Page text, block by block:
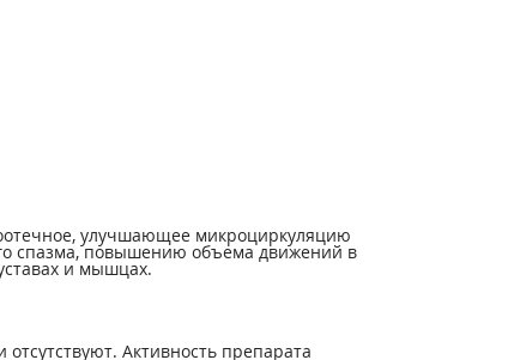
улучшающее микроциркуляцию
спазма, повышению объема движений в
и мышцах.
Активность препарата